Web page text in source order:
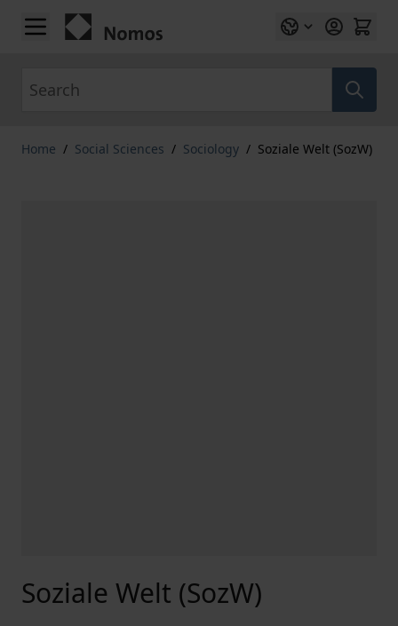
Skip to Content
Home / Social Sciences / Sociology / Soziale Welt (SozW)
Soziale Welt (SozW)